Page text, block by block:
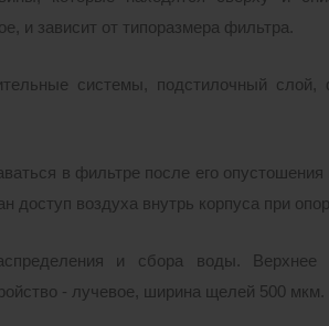
и зависит от типоразмера фильтра.
системы, подстилочный слой,
в фильтре после его
доступ воздуха внутрь корпуса при
и сбора воды. Верхнее
- лучевое, ширина щелей 500 мкм.